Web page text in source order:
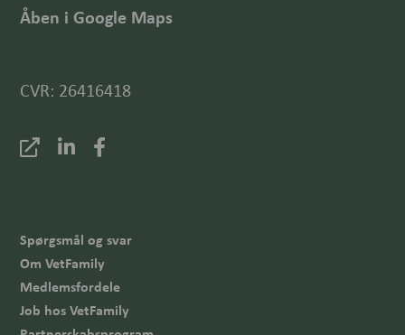
Åben i Google Maps
CVR: 26416418
Spørgsmål og svar
Om VetFamily
Medlemsfordele
Job hos VetFamily